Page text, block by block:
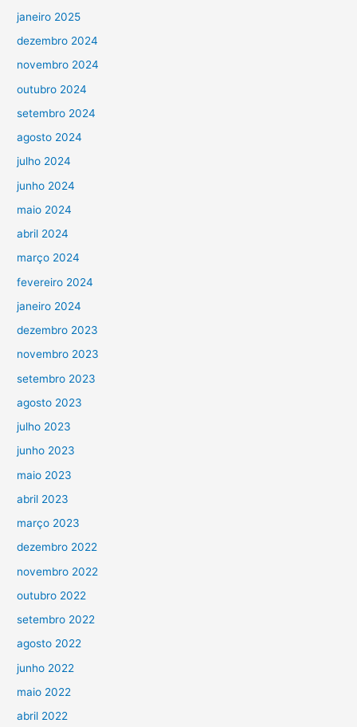
janeiro 2025
dezembro 2024
novembro 2024
outubro 2024
setembro 2024
agosto 2024
julho 2024
junho 2024
maio 2024
abril 2024
março 2024
fevereiro 2024
janeiro 2024
dezembro 2023
novembro 2023
setembro 2023
agosto 2023
julho 2023
junho 2023
maio 2023
abril 2023
março 2023
dezembro 2022
novembro 2022
outubro 2022
setembro 2022
agosto 2022
junho 2022
maio 2022
abril 2022